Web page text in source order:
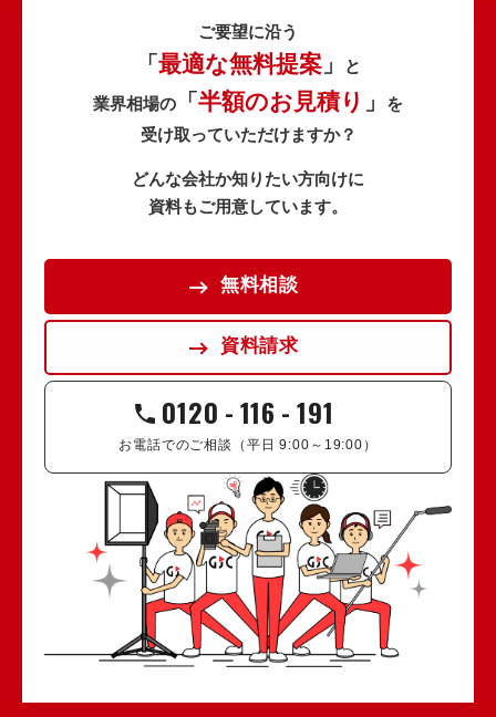
ご要望に沿う
「 最適な無料提案」
と
業界相場の
「 半額のお見積り 」
を
受け取っていただけますか？
どんな会社か知りたい方向けに
資料もご用意しています。
無料相談
資料請求
0120 -116 -191
お電話でのご相談（平日 9:00～19:00）